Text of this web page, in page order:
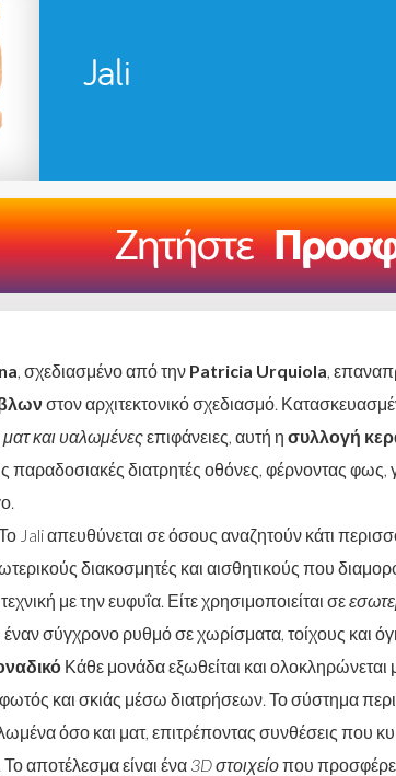
Jali
, σχεδιασμένο από την Patricia Urquiola,
στον αρχιτεκτονικό σχεδιασμό.
ματ και υαλωμένεςεπιφάνειες, αυτή η συλλογή
παραδοσιακές διατρητές οθόνες, φέρνοντας φως,
Jali απευθύνεται σε όσους αναζητούν κάτι
διακοσμητές και αισθητικούς που
με την ευφυΐα. Είτε χρησιμοποιείται σε
έναν σύγχρονο ρυθμό σε χωρίσματα, τοίχους και
Κάθε μονάδα εξωθείται και ολοκληρώνεται
και σκιάς μέσω διατρήσεων. Το σύστημα
όσο και ματ, επιτρέποντας συνθέσεις που
αποτέλεσμα είναι ένα 3D στοιχείοπου